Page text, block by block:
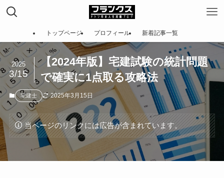
トップページ プロフィール 新着記事一覧
【2024年版】宅建試験の統計問題
で確実に1点取る攻略法
2025
3/15
宅建士 2025年3月15日
当ページのリンクには広告が含まれています。